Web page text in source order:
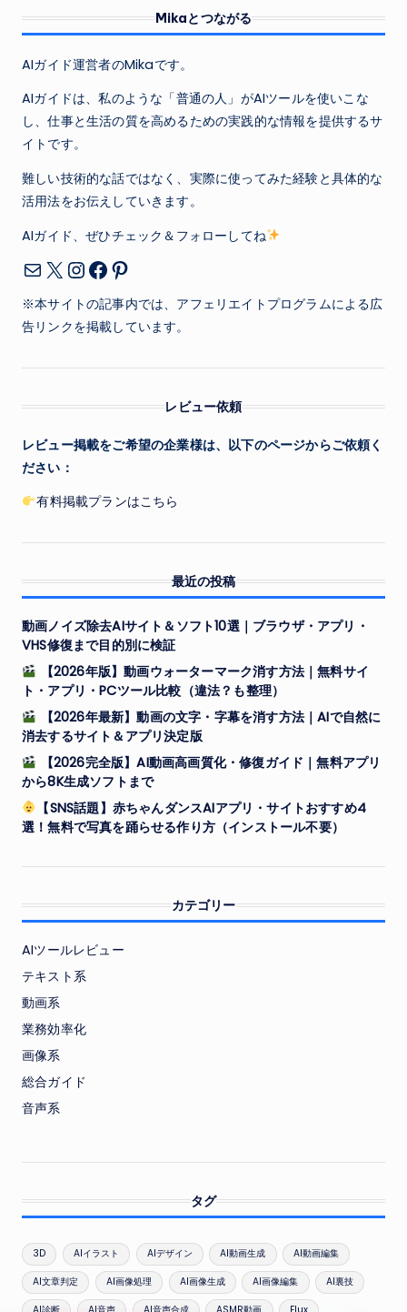
Mikaとつながる
AIガイド運営者のMikaです。
AIガイドは、私のような「普通の人」がAIツールを使いこな
し、仕事と生活の質を高めるための実践的な情報を提供するサ
イトです。
難しい技術的な話ではなく、実際に使ってみた経験と具体的な
活用法をお伝えしていきます。
AIガイド、ぜひチェック＆フォローしてね
メールX Instagram
Facebook
Pinterest
※本サイトの記事内では、アフェリエイトプログラムによる広
告リンクを掲載しています。
レビュー依頼
レビュー掲載をご希望の企業様は、以下のページからご依頼く
ださい：
有料掲載プランはこちら
最近の投稿
動画ノイズ除去AIサイト＆ソフト10選｜ブラウザ・アプリ・
VHS修復まで目的別に検証
【2026年版】動画ウォーターマーク消す方法｜無料サイ
ト・アプリ・PCツール比較（違法？も整理）
【2026年最新】動画の文字・字幕を消す方法｜AIで自然に
消去するサイト＆アプリ決定版
【2026完全版】AI動画高画質化・修復ガイド｜無料アプリ
から8K生成ソフトまで
【SNS話題】赤ちゃんダンスAIアプリ・サイトおすすめ4
選！無料で写真を踊らせる作り方（インストール不要）
カテゴリー
AIツールレビュー
テキスト系
動画系
業務効率化
画像系
総合ガイド
音声系
タグ
3D AIイラスト AIデザイン AI動画生成 AI動画編集
AI文章判定 AI画像処理 AI画像生成 AI画像編集 AI裏技